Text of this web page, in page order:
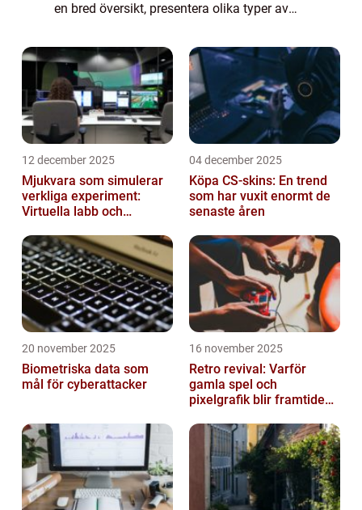
en bred översikt, presentera olika typer av
och diskutera för- och nackde...
12 december 2025
Mjukvara som simulerar
verkliga experiment:
Virtuella labb och
04 december 2025
Köpa CS-skins: En trend
som har vuxit enormt de
senaste åren
20 november 2025
Biometriska data som
mål för cyberattacker
16 november 2025
Retro revival: Varför
gamla spel och
pixelgrafik blir framtidens